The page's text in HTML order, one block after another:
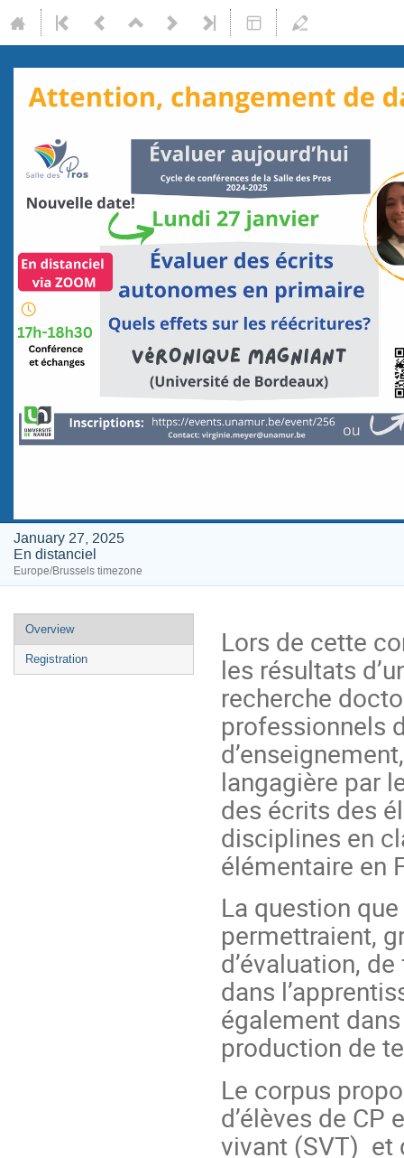
January 27, 2025
En distanciel
Europe/Brussels timezone
Event
menu
Overview
Registration
Lors de cette
les résultats
recherche
professionnels
langagière par
des écrits des
disciplines en
élémentaire en
La question
permettraient,
d’évaluation,
dans
également
production de
Le corpus
d’élèves de
vivant (SVT) et